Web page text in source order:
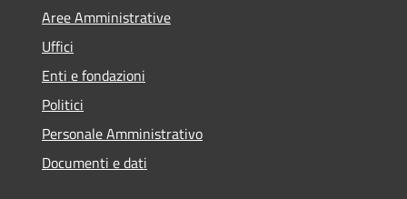
Aree Amministrative
Uffici
Enti e fondazioni
Politici
Personale Amministrativo
Documenti e dati